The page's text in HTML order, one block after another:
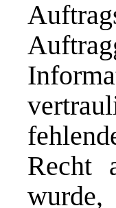
Recht
wurde,